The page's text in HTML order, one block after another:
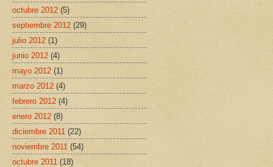
octubre 2012 (5)
septiembre 2012 (29)
julio 2012 (1)
junio 2012 (4)
mayo 2012 (1)
marzo 2012 (4)
febrero 2012 (4)
enero 2012 (8)
diciembre 2011 (22)
noviembre 2011 (54)
octubre 2011 (18)